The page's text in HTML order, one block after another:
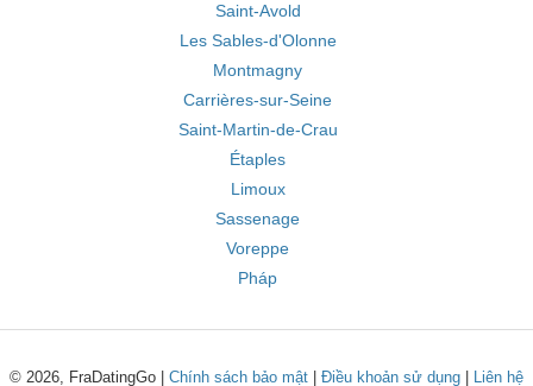
Saint-Avold
Les Sables-d'Olonne
Montmagny
Carrières-sur-Seine
Saint-Martin-de-Crau
Étaples
Limoux
Sassenage
Voreppe
Pháp
© 2026, FraDatingGo | Chính sách bảo mật Điều khoản sử dụng Liên hệ